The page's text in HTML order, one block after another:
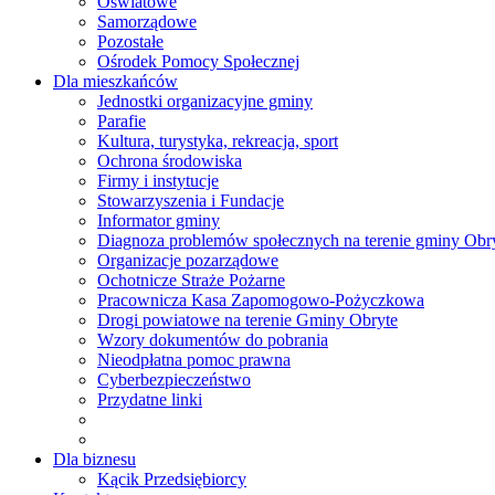
Samorządowe
Pozostałe
Ośrodek Pomocy Społecznej
Dla mieszkańców
Jednostki organizacyjne gminy
Parafie
Kultura, turystyka, rekreacja, sport
Ochrona środowiska
Firmy i instytucje
Stowarzyszenia i Fundacje
Informator gminy
Diagnoza problemów społecznych na terenie gminy
Organizacje pozarządowe
Ochotnicze Straże Pożarne
Pracownicza Kasa Zapomogowo-Pożyczkowa
Drogi powiatowe na terenie Gminy Obryte
Wzory dokumentów do pobrania
Nieodpłatna pomoc prawna
Cyberbezpieczeństwo
Przydatne linki
Dla biznesu
Kącik Przedsiębiorcy